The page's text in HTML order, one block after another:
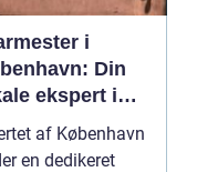
i
Din
ekspert i
af København
en dedikeret